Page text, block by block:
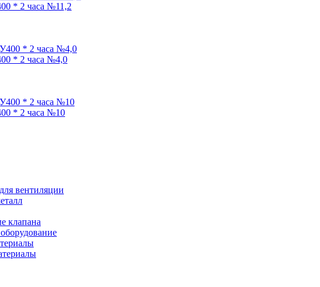
* 2 часа №11,2
* 2 часа №4,0
* 2 часа №10
вентиляции
клапана